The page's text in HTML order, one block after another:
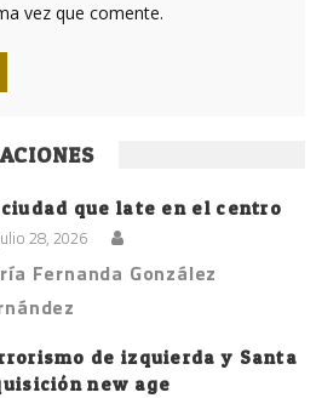
vez que comente.
que late en el centro
28, 2026
Fernanda González
de izquierda y Santa
new age